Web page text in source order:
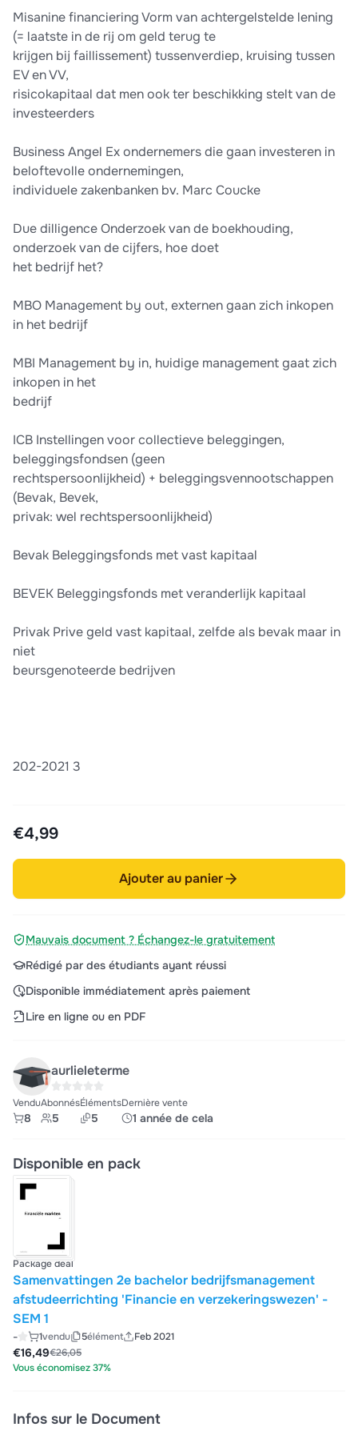
Misanine financiering Vorm van achtergelstelde lening
(= laatste in de rij om geld terug te
krijgen bij faillissement) tussenverdiep, kruising tussen
EV en VV,
risicokapitaal dat men ook ter beschikking stelt van de
investeerders
Business Angel Ex ondernemers die gaan investeren in
beloftevolle ondernemingen,
individuele zakenbanken bv. Marc Coucke
Due dilligence Onderzoek van de boekhouding,
onderzoek van de cijfers, hoe doet
het bedrijf het?
MBO Management by out, externen gaan zich inkopen
in het bedrijf
MBI Management by in, huidige management gaat zich
inkopen in het
bedrijf
ICB Instellingen voor collectieve beleggingen,
beleggingsfondsen (geen
rechtspersoonlijkheid) + beleggingsvennootschappen
(Bevak, Bevek,
privak: wel rechtspersoonlijkheid)
Bevak Beleggingsfonds met vast kapitaal
BEVEK Beleggingsfonds met veranderlijk kapitaal
Privak Prive geld vast kapitaal, zelfde als bevak maar in
niet
beursgenoteerde bedrijven
202-2021 3
€4,99
Ajouter au panier
Mauvais document ? Échangez-le gratuitement
Rédigé par des étudiants ayant réussi
Disponible immédiatement après paiement
Lire en ligne ou en PDF
aurlieleterme
Vendu
8
Abonnés
5
Éléments
5
Dernière vente
1 année de cela
Disponible en pack
Package deal
Samenvattingen 2e bachelor bedrijfsmanagement
afstudeerrichting 'Financie en verzekeringswezen' -
SEM 1
- 1vendu 5élément
Feb 2021
€26,05
€16,49
Vous économisez 37%
Infos sur le Document